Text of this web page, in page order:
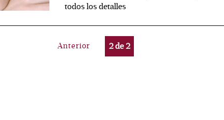
todos los detalles
Anterior 2de2